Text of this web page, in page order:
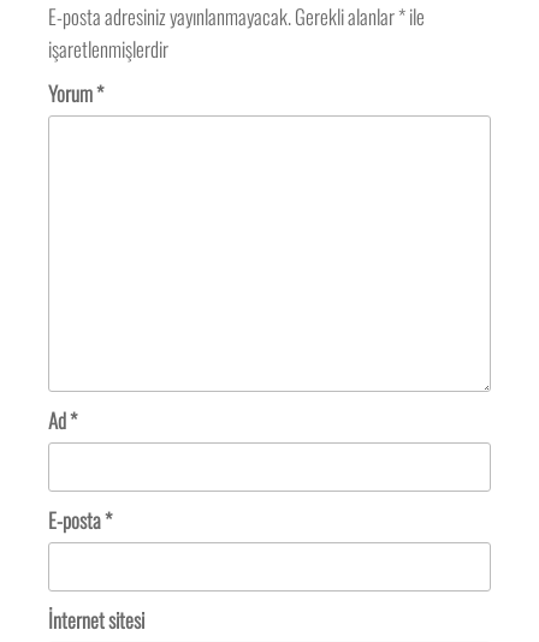
E-posta adresiniz yayınlanmayacak.Gerekli alanlar*ile
işaretlenmişlerdir
Yorum*
Ad*
E-posta*
İnternet sitesi